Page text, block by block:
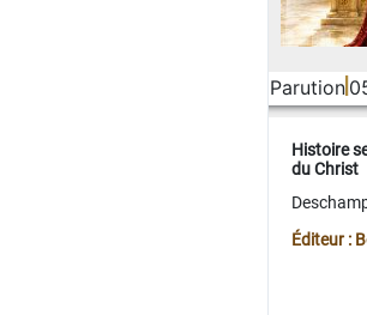
Parution
Histoire
du Christ
Éditeur :